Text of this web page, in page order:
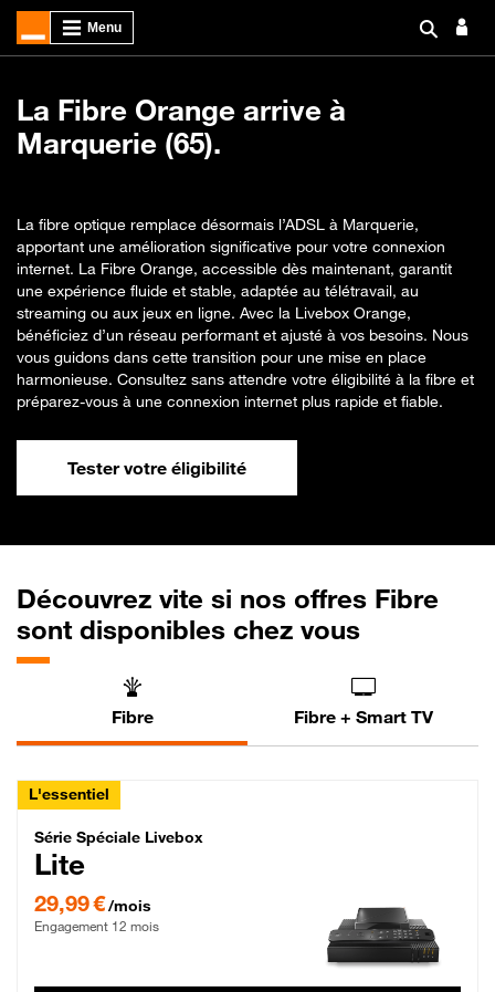
La Fibre Orange arrive à
Marquerie (65).
La fibre optique remplace désormais l’ADSL à Marquerie,
apportant une amélioration significative pour votre connexion
internet. La Fibre Orange, accessible dès maintenant, garantit
une expérience fluide et stable, adaptée au télétravail, au
streaming ou aux jeux en ligne. Avec la Livebox Orange,
bénéficiez d’un réseau performant et ajusté à vos besoins. Nous
vous guidons dans cette transition pour une mise en place
harmonieuse. Consultez sans attendre votre éligibilité à la fibre et
préparez-vous à une connexion internet plus rapide et fiable.
Tester votre éligibilité
Découvrez vite si nos offres Fibre
sont disponibles chez vous
Fibre Fibre + Smart TV
L'essentiel
Série Spéciale Livebox Lite Fibre
Série Spéciale Livebox
Lite
29,99 €/mois
Engagement 12 mois